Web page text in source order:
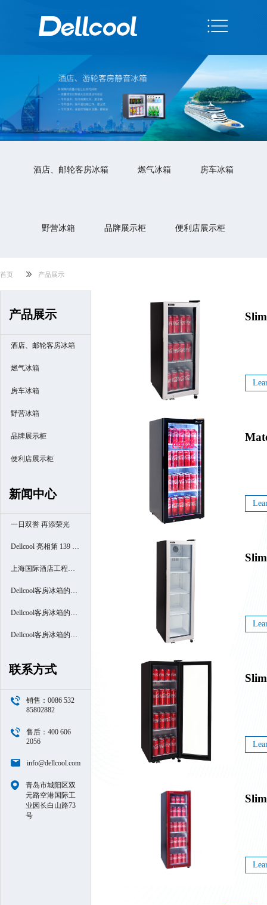
酒店、邮轮客房冰箱 燃气冰箱 房车冰箱
野营冰箱 品牌展示柜 便利店展示柜
首页 产品展示
产品展示
酒店、邮轮客房冰箱
燃气冰箱
房车冰箱
野营冰箱
品牌展示柜
便利店展示柜
新闻中心
一日双誉 再添荣光
Dellcool 亮相第 139 届
广交会
上海国际酒店工程设
计与用品博览会
Dellcool客房冰箱的高
端酒店之旅- 厦门南洋
万怡酒店
Dellcool客房冰箱的高
端酒店之旅- 西安高新
Dellcool客房冰箱的高
联系方式
销售：0086 532
85802882
售后：400 606
2056
info@dellcool.com
青岛市城阳区双
元路空港国际工
业园长白山路73
号